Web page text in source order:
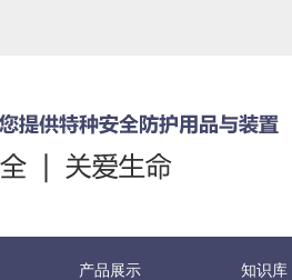
产品展示 知识库